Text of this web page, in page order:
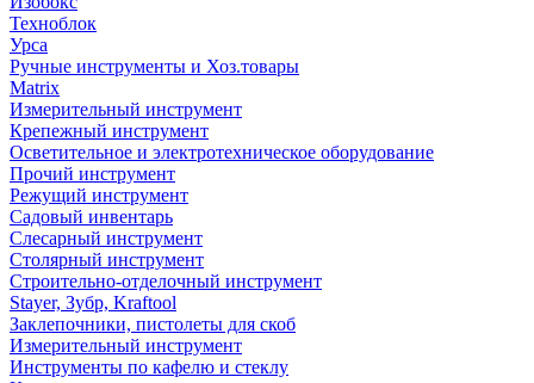
Техноблок
Урса
Ручные инструменты и Хоз.товары
Matrix
Измерительный инструмент
Крепежный инструмент
Осветительное и электротехническое оборудование
Прочий инструмент
Режущий инструмент
Садовый инвентарь
Слесарный инструмент
Столярный инструмент
Строительно-отделочный инструмент
Stayer, Зубр, Kraftool
Заклепочники, пистолеты для скоб
Измерительный инструмент
Инструменты по кафелю и стеклу